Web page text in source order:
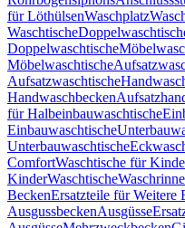
für LöthülsenWaschplatz
Waschtische
Doppelwaschtische
Möbelwaschtische
Aufsatzwaschtische
Handwaschbecken
für Halbeinbauwaschtische
Einbauwaschtische
Unterbauwaschtische
ComfortWaschtische für
KinderWaschtische
BeckenErsatzteile für Weitere
AusgussbeckenAusgüsse